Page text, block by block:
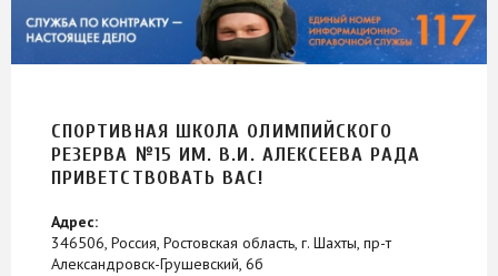
СПОРТИВНАЯ ШКОЛА ОЛИМПИЙСКОГО
РЕЗЕРВА №15 ИМ. В.И. АЛЕКСЕЕВА РАДА
ПРИВЕТСТВОВАТЬ ВАС!
Адрес:
346506, Россия, Ростовская область, г. Шахты, пр-т
Александровск-Грушевский, 6б